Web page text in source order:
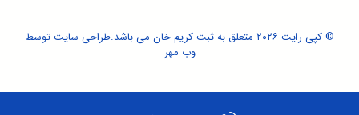
© کپی رایت ۲۰۲۶ متعلق به ثبت کریم خان می باشد. طراحی سایتتوسط
وب مهر